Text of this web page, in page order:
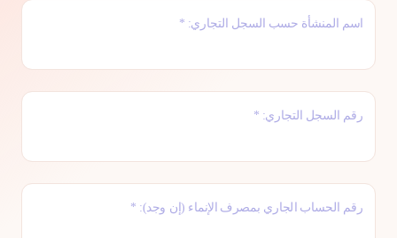
اسم المنشأة حسب السجل التجاري: *
رقم السجل التجاري: *
رقم الحساب الجاري بمصرف الإنماء (إن وجد): *